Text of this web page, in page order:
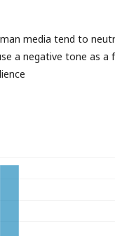
media tend to
a negative tone as a